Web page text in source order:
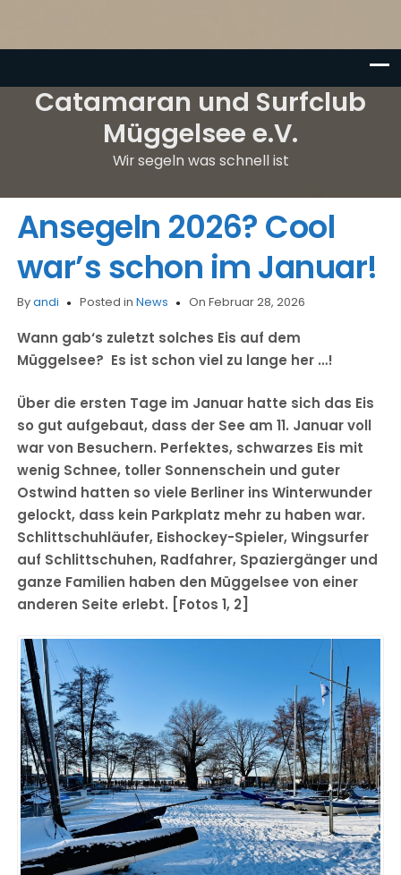
Catamaran und Surfclub
Müggelsee e.V.
Wir segeln was schnell ist
Ansegeln 2026? Cool
war’s schon im Januar!
Byandi Posted in News On Februar 28, 2026
Wann gab‘s zuletzt solches Eis auf dem
Müggelsee? Es ist schon viel zu lange her …!
Über die ersten Tage im Januar hatte sich das Eis
so gut aufgebaut, dass der See am 11. Januar voll
war von Besuchern. Perfektes, schwarzes Eis mit
wenig Schnee, toller Sonnenschein und guter
Ostwind hatten so viele Berliner ins Winterwunder
gelockt, dass kein Parkplatz mehr zu haben war.
Schlittschuhläufer, Eishockey-Spieler, Wingsurfer
auf Schlittschuhen, Radfahrer, Spaziergänger und
ganze Familien haben den Müggelsee von einer
anderen Seite erlebt. [Fotos 1, 2]